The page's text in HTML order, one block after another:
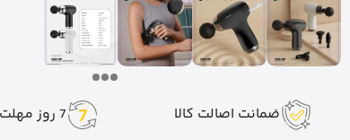
ضمانت اصالت کالا 7 روز مهلت تست